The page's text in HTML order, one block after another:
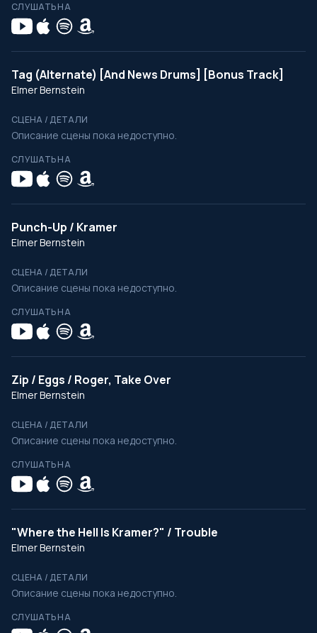
СЛУШАТЬ НА
Tag (Alternate) [And News Drums] [Bonus Track]
Elmer Bernstein
СЦЕНА / ДЕТАЛИ
Описание сцены пока недоступно.
СЛУШАТЬ НА
Punch-Up / Kramer
Elmer Bernstein
СЦЕНА / ДЕТАЛИ
Описание сцены пока недоступно.
СЛУШАТЬ НА
Zip / Eggs / Roger, Take Over
Elmer Bernstein
СЦЕНА / ДЕТАЛИ
Описание сцены пока недоступно.
СЛУШАТЬ НА
"Where the Hell Is Kramer?" / Trouble
Elmer Bernstein
СЦЕНА / ДЕТАЛИ
Описание сцены пока недоступно.
СЛУШАТЬ НА